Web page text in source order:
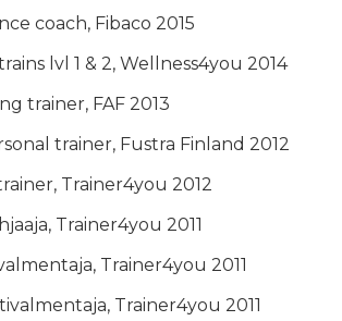
coach, Fibaco 2015
lvl 1 & 2, Wellness4you 2014
trainer, FAF 2013
trainer, Fustra Finland 2012
Trainer4you 2012
Trainer4you 2011
Trainer4you 2011
Trainer4you 2011